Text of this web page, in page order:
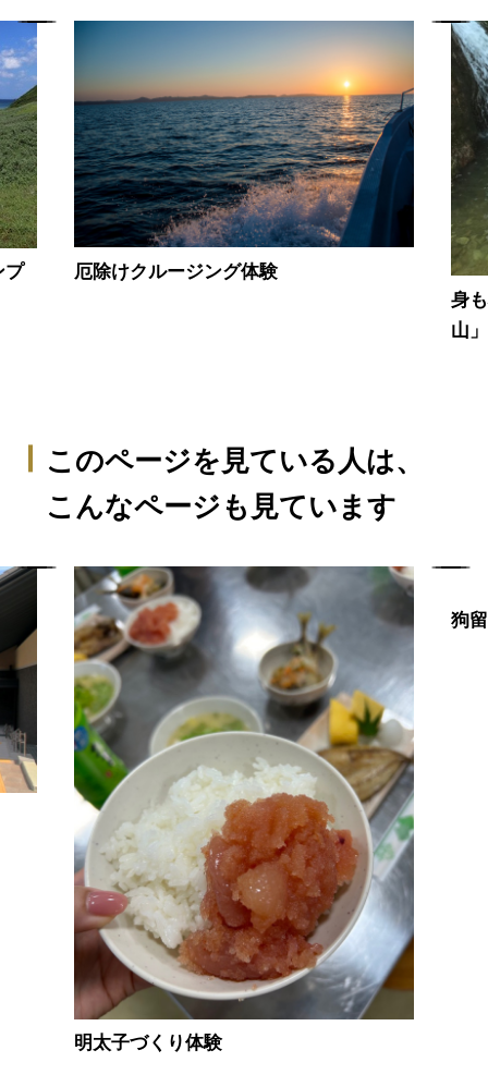
プ
厄除けクルージング体験
身
山
このページを見ている人は、
こんなページも見ています
明太子づくり体験
狗